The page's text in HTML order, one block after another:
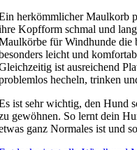
herkömmlicher Maulkorb
Kopfform schmal und
für Windhunde die
leicht und
ist ausreichend
hecheln, trinken
ist sehr wichtig, den Hund
gewöhnen. So lernt dein
ganz Normales ist und